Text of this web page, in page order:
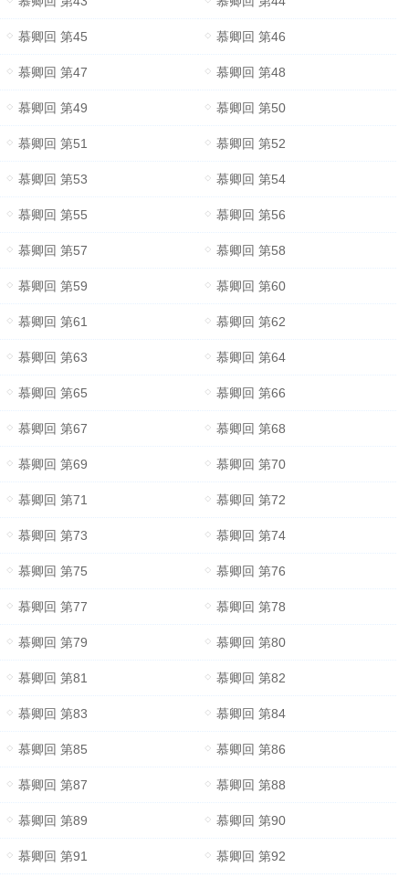
慕卿回 第45 慕卿回 第46
慕卿回 第47 慕卿回 第48
慕卿回 第49 慕卿回 第50
慕卿回 第51 慕卿回 第52
慕卿回 第53 慕卿回 第54
慕卿回 第55 慕卿回 第56
慕卿回 第57 慕卿回 第58
慕卿回 第59 慕卿回 第60
慕卿回 第61 慕卿回 第62
慕卿回 第63 慕卿回 第64
慕卿回 第65 慕卿回 第66
慕卿回 第67 慕卿回 第68
慕卿回 第69 慕卿回 第70
慕卿回 第71 慕卿回 第72
慕卿回 第73 慕卿回 第74
慕卿回 第75 慕卿回 第76
慕卿回 第77 慕卿回 第78
慕卿回 第79 慕卿回 第80
慕卿回 第81 慕卿回 第82
慕卿回 第83 慕卿回 第84
慕卿回 第85 慕卿回 第86
慕卿回 第87 慕卿回 第88
慕卿回 第89 慕卿回 第90
慕卿回 第91 慕卿回 第92